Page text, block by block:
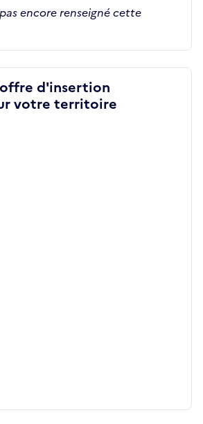
encore renseigné cette
d'insertion
votre territoire